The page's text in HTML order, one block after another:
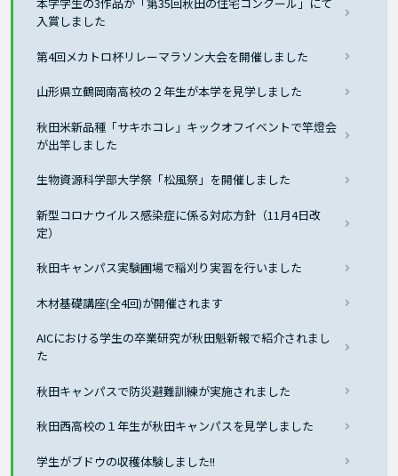
本学学生の3作品が「第35回秋田の住宅コンクール」にて
入賞しました
第4回メカトロ杯リレーマラソン大会を開催しました
山形県立鶴岡南高校の２年生が本学を見学しました
秋田米新品種「サキホコレ」キックオフイベントで竿燈会
が出竿しました
生物資源科学部大学祭「松風祭」を開催しました
新型コロナウイルス感染症に係る対応方針（11月4日改
定）
秋田キャンパス実験圃場で稲刈り実習を行いました
木材基礎講座(全4回)が開催されます
AICにおける学生の卒業研究が秋田魁新報で紹介されまし
た
秋田キャンパスで防災避難訓練が実施されました
秋田西高校の１年生が秋田キャンパスを見学しました
学生がブドウの収穫体験しました!!